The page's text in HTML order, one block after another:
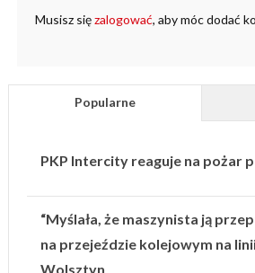
Musisz sięzalogować, aby móc dodać
Popularne
PKP Intercity reaguje na pożar
“Myślała, że maszynista ją
na przejeździe kolejowym na
Wolsztyn